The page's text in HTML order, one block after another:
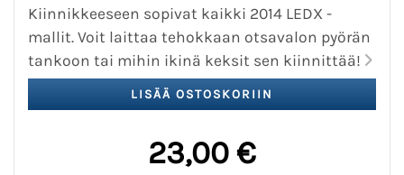
Kiinnikkeeseen sopivat kaikki 2014 LEDX -
mallit. Voit laittaa tehokkaan otsavalon pyörän
tankoon tai mihin ikinä keksit sen kiinnittää!
23,00 €